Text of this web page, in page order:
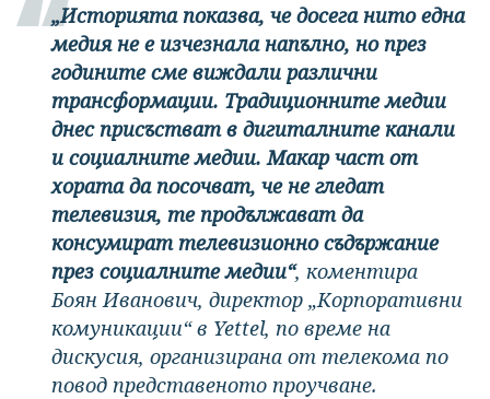
„Историята показва, че досега нито една
медия не е изчезнала напълно, но през
годините сме виждали различни
трансформации. Традиционните медии
днес присъстват в дигиталните канали
и социалните медии. Макар част от
хората да посочват, че не гледат
телевизия, те продължават да
консумират телевизионно съдържание
през социалните медии“, коментира
Боян Иванович, директор „Корпоративни
комуникации“ в Yettel, по време на
дискусия, организирана от телекома по
повод представеното проучване.